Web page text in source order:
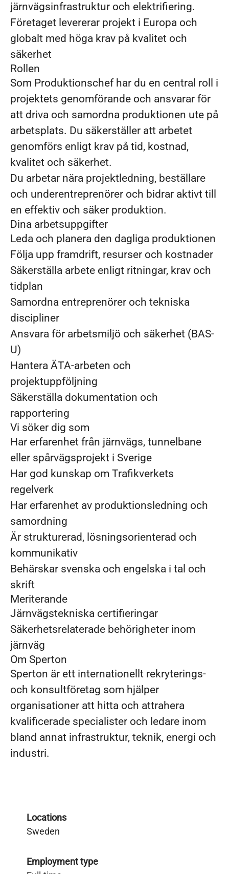
järnvägsinfrastruktur och elektrifiering.
Företaget levererar projekt i Europa och
globalt med höga krav på kvalitet och
säkerhet
Rollen
Som Produktionschef har du en central roll i
projektets genomförande och ansvarar för
att driva och samordna produktionen ute på
arbetsplats. Du säkerställer att arbetet
genomförs enligt krav på tid, kostnad,
kvalitet och säkerhet.
Du arbetar nära projektledning, beställare
och underentreprenörer och bidrar aktivt till
en effektiv och säker produktion.
Dina arbetsuppgifter
Leda och planera den dagliga produktionen
Följa upp framdrift, resurser och kostnader
Säkerställa arbete enligt ritningar, krav och
tidplan
Samordna entreprenörer och tekniska
discipliner
Ansvara för arbetsmiljö och säkerhet (BAS-
U)
Hantera ÄTA-arbeten och
projektuppföljning
Säkerställa dokumentation och
rapportering
Vi söker dig som
Har erfarenhet från järnvägs, tunnelbane
eller spårvägsprojekt i Sverige
Har god kunskap om Trafikverkets
regelverk
Har erfarenhet av produktionsledning och
samordning
Är strukturerad, lösningsorienterad och
kommunikativ
Behärskar svenska och engelska i tal och
skrift
Meriterande
Järnvägstekniska certifieringar
Säkerhetsrelaterade behörigheter inom
järnväg
Om Sperton
Sperton är ett internationellt rekryterings-
och konsultföretag som hjälper
organisationer att hitta och attrahera
kvalificerade specialister och ledare inom
bland annat infrastruktur, teknik, energi och
industri.
Locations
Sweden
Employment type